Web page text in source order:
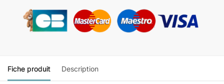
Fiche produit Description